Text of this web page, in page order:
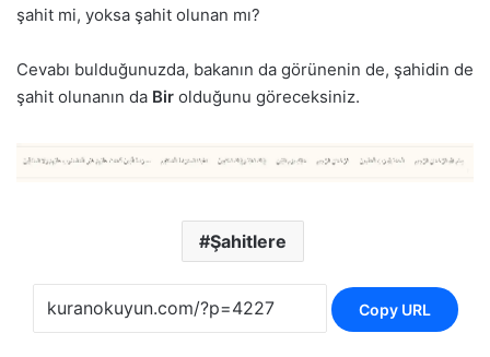
şahit mi, yoksa şahit olunan mı?
Cevabı bulduğunuzda, bakanın da görünenin de, şahidin de
şahit olunanın da Bir olduğunu göreceksiniz.
Şahitlere
Copy URL